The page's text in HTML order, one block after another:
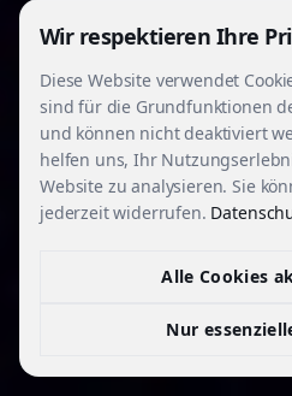
Wir respektieren Ihre
Diese Website verwendet
sind für die Grundfunktionen
und können nicht deaktiviert
helfen uns, Ihr
Website zu analysieren. Sie
jederzeit widerrufen.
Nur
Alle Cookies